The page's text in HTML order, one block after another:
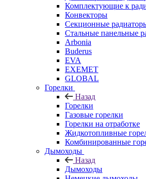
Комплектующие к
Конвекторы
Секционные
Стальные панельные
Arbonia
Buderus
EVA
EXEMET
GLOBAL
Горелки
Назад
Горелки
Газовые горелки
Горелки на отработке
Жидкотопливные
Комбинированные
Дымоходы
Назад
Дымоходы